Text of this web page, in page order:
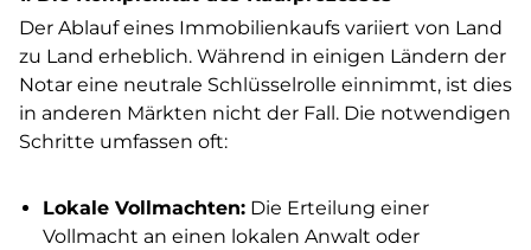
Der Ablauf eines Immobilienkaufs variiert von Land
zu Land erheblich. Während in einigen Ländern der
Notar eine neutrale Schlüsselrolle einnimmt, ist dies
in anderen Märkten nicht der Fall. Die notwendigen
Schritte umfassen oft:
Lokale Vollmachten: Die Erteilung einer
Vollmacht an einen lokalen Anwalt oder